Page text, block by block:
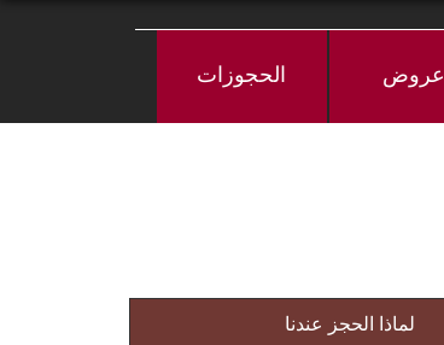
عروض الحجوزات
لماذا الحجز عندنا